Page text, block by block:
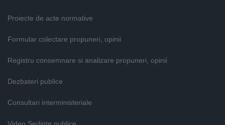
Proiecte de acte normative
Formular colectare propuneri, opinii
Registru consemnare si analizare propuneri, opinii
Dezbateri publice
Consultari interministeriale